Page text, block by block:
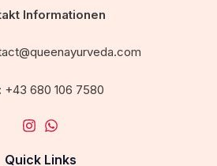
Informationen
+43 680 106 7580
Quick Links